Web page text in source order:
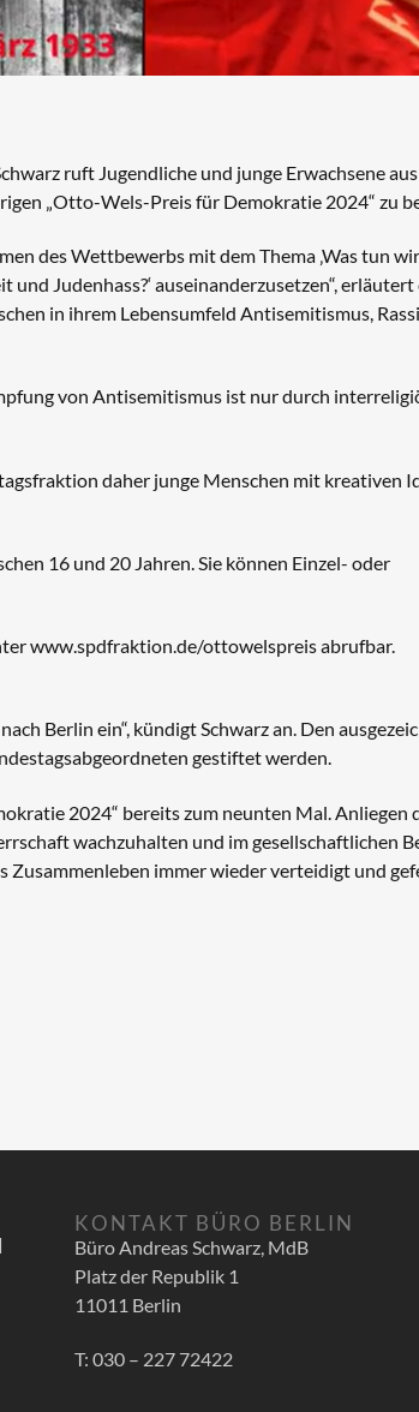
ruft Jugendliche und junge Erwachsene
„Otto-Wels-Preis für Demokratie 2024“ zu
des Wettbewerbs mit dem Thema ‚Was tun
Judenhass?‘ auseinanderzusetzen“, erläutert
in ihrem Lebensumfeld Antisemitismus,
von Antisemitismus ist nur durch
daher junge Menschen mit kreativen
16 und 20 Jahren. Sie können Einzel- oder
www.spdfraktion.de/ottowelspreis abrufbar.
Berlin ein“, kündigt Schwarz an. Den
gestiftet werden.
2024“ bereits zum neunten Mal. Anliegen
wachzuhalten und im gesellschaftlichen
Zusammenleben immer wieder verteidigt und
KONTAKT BÜRO BERLIN
Büro Andreas Schwarz, MdB
Platz der Republik 1
11011 Berlin
T: 030 – 227 72422